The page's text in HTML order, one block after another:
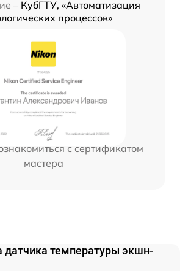
– КубГТУ, «Автоматизация
процессов»
с сертификатом
мастера
температуры экшн-